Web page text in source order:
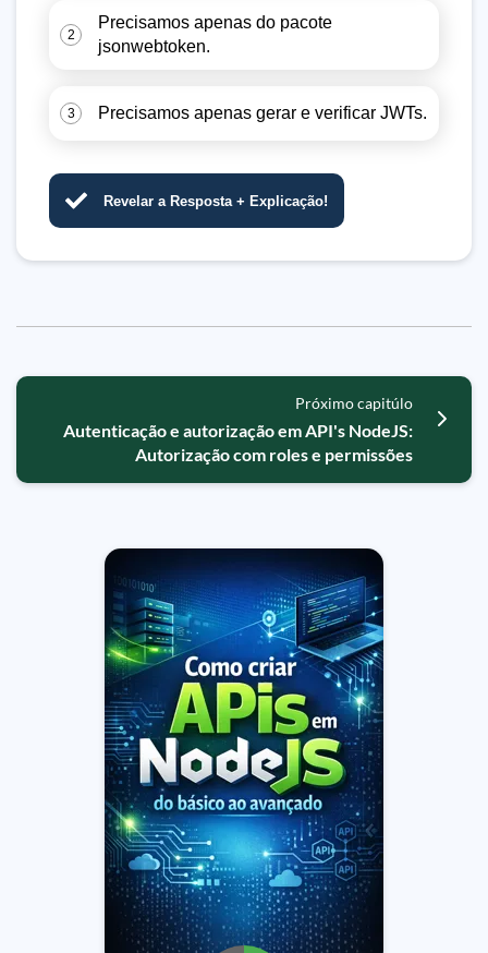
2
Precisamos apenas do pacote
jsonwebtoken.
3 Precisamos apenas gerar e verificar JWTs.
Revelar a Resposta + Explicação!
Próximo capitúlo
Autenticação e autorização em API's NodeJS:
Autorização com roles e permissões